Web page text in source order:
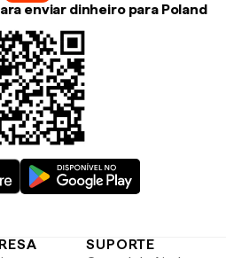
enviar dinheiro para Poland
SUPORTE